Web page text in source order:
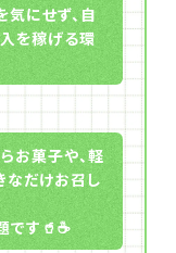
気にせず、自
を稼げる環
お菓子や、軽
なだけお召し
です🥤☕️